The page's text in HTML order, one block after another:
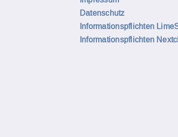
Datenschutz
Informationspflichten
Informationspflichten